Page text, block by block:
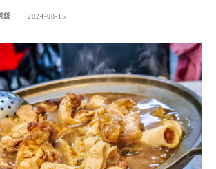
綿 2024-08-15